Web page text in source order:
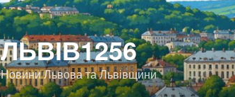
ЛЬВІВ1256
Новини Львова та Львівщини